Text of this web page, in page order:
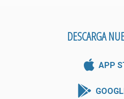
DESCARGA
APP